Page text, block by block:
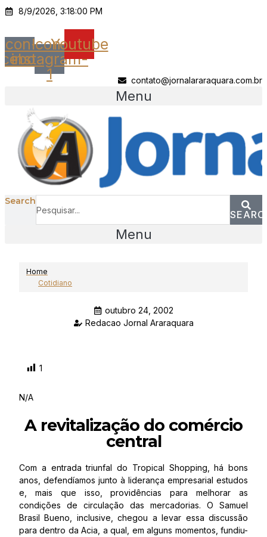
Ir
o
conteúdo
8/9/2026, 3:18:00 PM
Icon-Icon-
instagram-
1
Youtube
contato@jornalararaquara.com.br
Menu
Search
Menu
Home
Cotidiano
outubro 24, 2002
Redacao Jornal Araraquara
1
N/A
A revitalização do comércio
central
Com a entrada triunfal do Tropical Shopping, há bons
anos, defendíamos junto à liderança empresarial estudos
e, mais que isso, providências para melhorar as
condições de circulação das mercadorias. O Samuel
Brasil Bueno, inclusive, chegou a levar essa discussão
para dentro da Acia, a qual, em alguns momentos, fundiu-